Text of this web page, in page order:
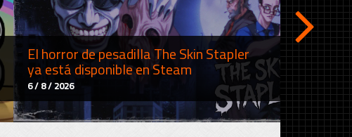
El horror de pesadilla The Skin Stapler
ya está disponible en Steam
6 / 8 / 2026
Repterra
20 de
6 / 8 / 2026